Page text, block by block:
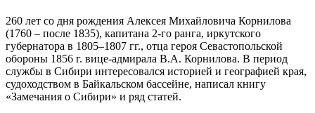
260 лет со дня рождения Алексея Михайловича Корнилова
(1760 – после 1835), капитана 2-го ранга, иркутского
губернатора в 1805–1807 гг., отца героя Севастопольской
обороны 1856 г. вице-адмирала В.А. Корнилова. В период
службы в Сибири интересовался историей и географией края,
судоходством в Байкальском бассейне, написал книгу
«Замечания о Сибири» и ряд статей.